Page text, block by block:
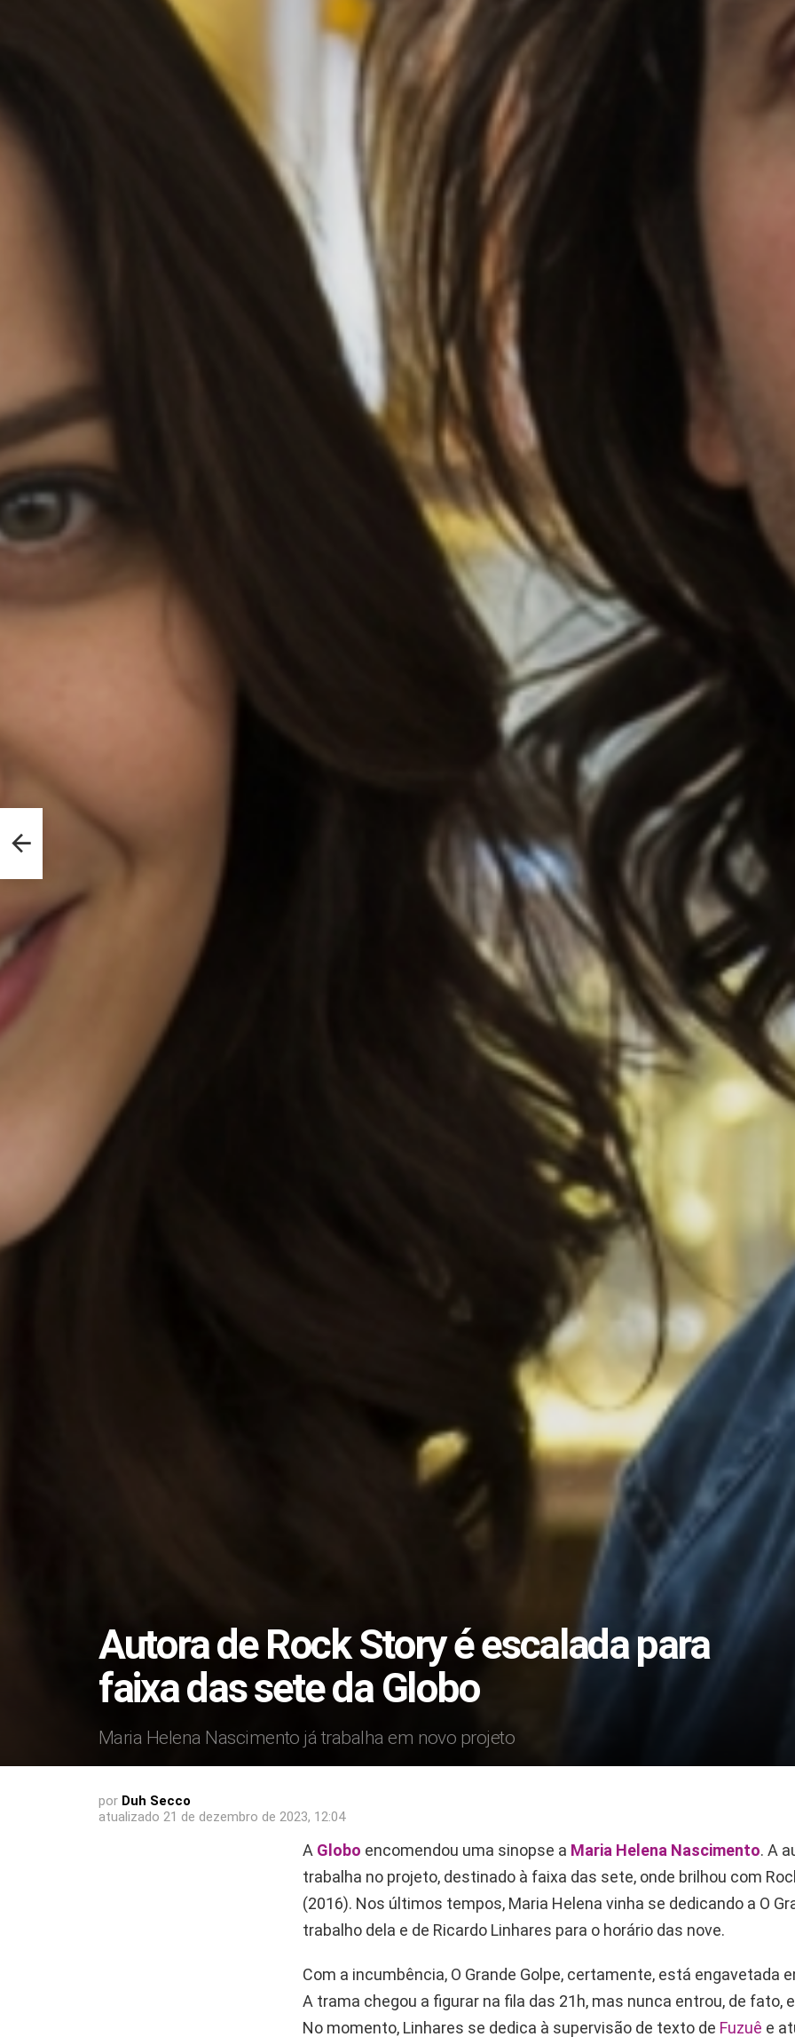
Autora de Rock Story é escalada para
faixa das sete da Globo
Maria Helena Nascimento já trabalha em novo projeto
por Duh Secco
atualizado 21 de dezembro de 2023, 12:04
A Globo encomendou uma sinopse a Maria Helena Nascimento. A
trabalha no projeto, destinado à faixa das sete, onde brilhou com
(2016). Nos últimos tempos, Maria Helena vinha se dedicando a O
trabalho dela e de Ricardo Linhares para o horário das nove.
Com a incumbência, O Grande Golpe, certamente, está engavetada
A trama chegou a figurar na fila das 21h, mas nunca entrou, de fato,
No momento, Linhares se dedica à supervisão de texto de Fuzuê e